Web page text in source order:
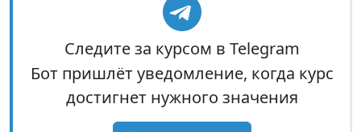
Следите за курсом в Telegram
Бот пришлёт уведомление, когда курс
достигнет нужного значения